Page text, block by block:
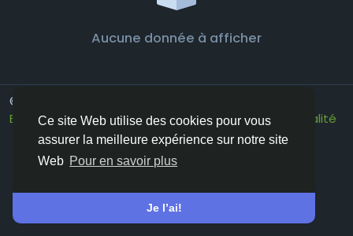
Ce site Web utilise des cookies pour vous
assurer la meilleure expérience sur notre site
Web Pour en savoir plus
Je l’ai!
Aucune donnée à afficher
© 2026 Vivos👋
Environ Conditions générale de vente Confidentialité
Contactez nous Annuaire